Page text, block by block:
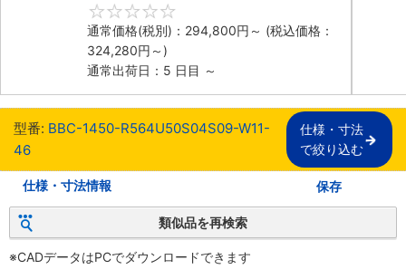
3PCIe
通常価格(税別)： 294,800円 ～ (税込価格：
324,280円 ～)
通常出荷日：5 日目 ～
型番: BBC-1450-R564U50S04S09-W11-
46
仕様・寸法
で絞り込む
仕様・寸法情報 保存
類似品を再検索
※CADデータはPCでダウンロードできます